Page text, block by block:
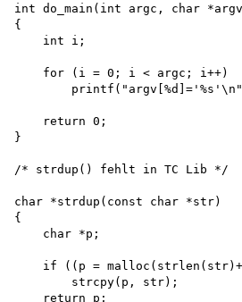
int do_main(int argc, char
{
    int i;
    for (i = 0; i < argc; i++)
    return 0;
}
/* strdup() fehlt in TC Lib */
char *strdup(const char *str)
{
    char *p;
if ((p =
        strcpy(p, str);
    return p;